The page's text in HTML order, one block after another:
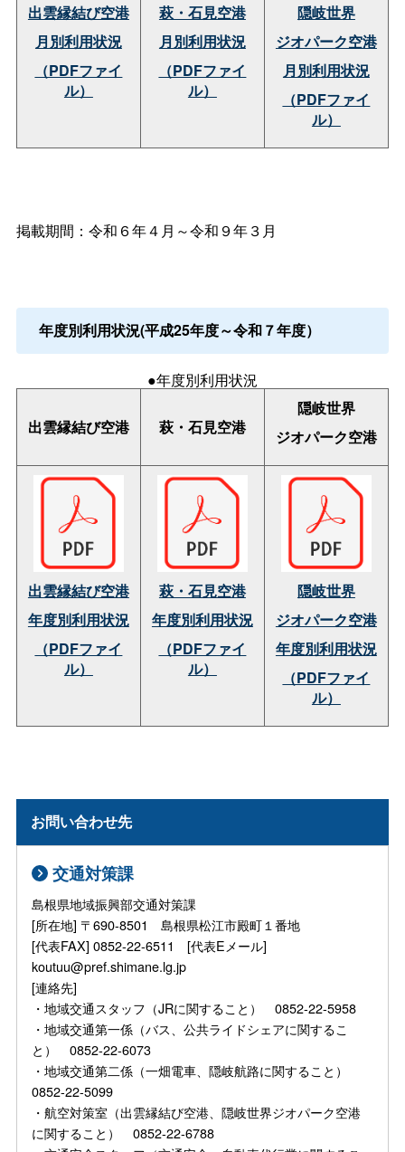
出雲縁結び空港
月別利用状況
（PDFファイ
ル）
萩・石見空港
月別利用状況
（PDFファイ
ル）
隠岐世界
ジオパーク空港
月別利用状況
（PDFファイ
ル）
掲載期間：令和６年４月～令和９年３月
年度別利用状況(平成25年度～令和７年度）
●年度別利用状況
出雲縁結び空港 萩・石見空港
隠岐世界
ジオパーク空港
出雲縁結び空港
年度別利用状況
（PDFファイ
ル）
萩・石見空港
年度別利用状況
（PDFファイ
ル）
隠岐世界
ジオパーク空港
年度別利用状況
（PDFファイ
ル）
お問い合わせ先
交通対策課
島根県地域振興部交通対策課
[所在地] 〒690-8501 島根県松江市殿町１番地
[代表FAX] 0852-22-6511 [代表Eメール]
koutuu@pref.shimane.lg.jp
[連絡先]
・地域交通スタッフ（JRに関すること） 0852-22-5958
・地域交通第一係（バス、公共ライドシェアに関するこ
と） 0852-22-6073
・地域交通第二係（一畑電車、隠岐航路に関すること）
0852-22-5099
・航空対策室（出雲縁結び空港、隠岐世界ジオパーク空港
に関すること） 0852-22-6788